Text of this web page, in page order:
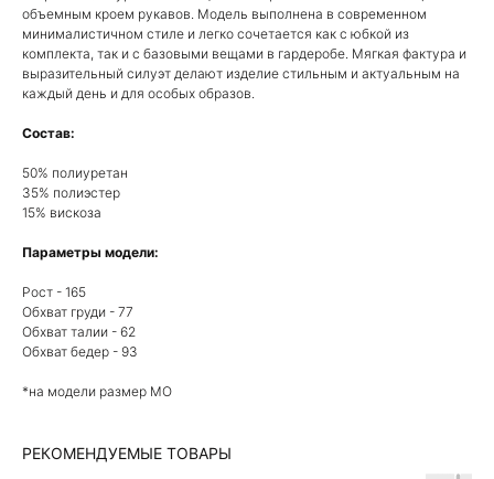
объемным кроем рукавов. Модель выполнена в современном
минималистичном стиле и легко сочетается как с юбкой из
комплекта, так и с базовыми вещами в гардеробе. Мягкая фактура и
выразительный силуэт делают изделие стильным и актуальным на
каждый день и для особых образов.
Состав:
50% полиуретан
35% полиэстер
15% вискоза
Параметры модели:
Рост - 165
Обхват груди - 77
Обхват талии - 62
Обхват бедер - 93
*на модели размер MO
РЕКОМЕНДУЕМЫЕ ТОВАРЫ